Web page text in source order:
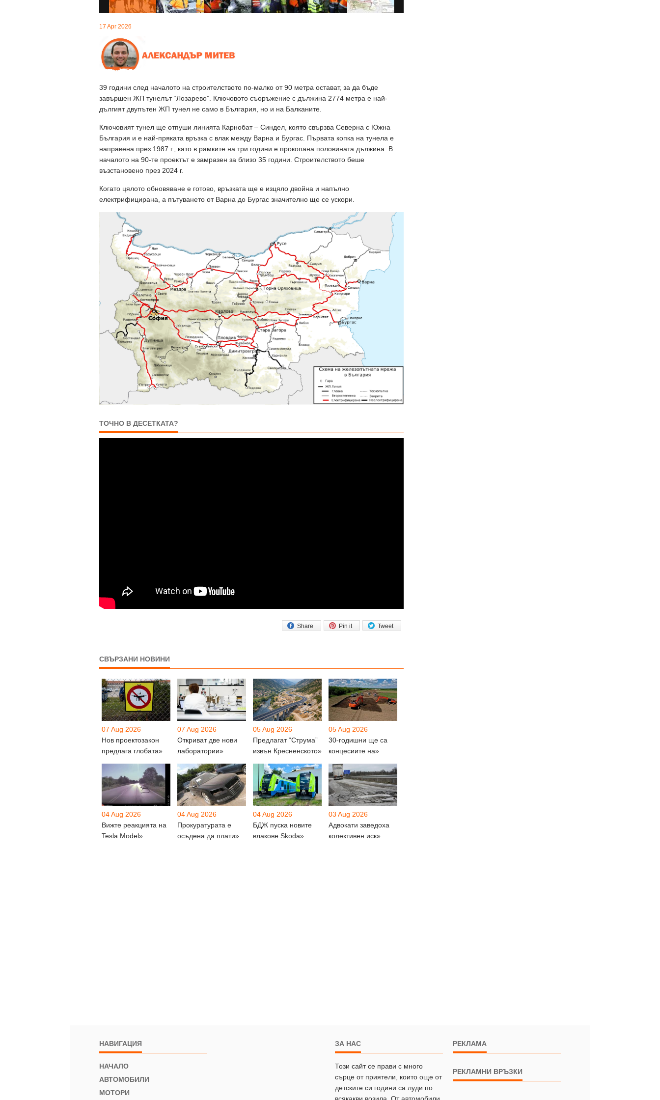
17 Apr 2026
39 години след началото на строителството по-малко от 90 метра остават, за да бъде
завършен ЖП тунелът “Лозарево”. Ключовото съоръжение с дължина 2774 метра е най-
дългият двупътен ЖП тунел не само в България, но и на Балканите.
Ключовият тунел ще отпуши линията Карнобат – Синдел, която свързва Северна с Южна
България и е най-пряката връзка с влак между Варна и Бургас. Първата копка на тунела е
направена през 1987 г., като в рамките на три години е прокопана половината дължина. В
началото на 90-те проектът е замразен за близо 35 години. Строителството беше
възстановено през 2024 г.
Когато цялото обновяване е готово, връзката ще е изцяло двойна и напълно
електрифицирана, а пътуването от Варна до Бургас значително ще се ускори.
ТОЧНО В ДЕСЕТКАТА?
Tweet
Pin it
Share
СВЪРЗАНИ НОВИНИ
07 Aug 2026
Нов проектозакон
предлага глобата»
07 Aug 2026
Откриват две нови
лаборатории»
05 Aug 2026
Предлагат “Струма”
извън Кресненското»
05 Aug 2026
30-годишни ще са
концесиите на»
04 Aug 2026
Вижте реакцията на
Tesla Model»
04 Aug 2026
Прокуратурата е
осъдена да плати»
04 Aug 2026
БДЖ пуска новите
влакове Skoda»
03 Aug 2026
Адвокати заведоха
колективен иск»
НАВИГАЦИЯ
НАЧАЛО
АВТОМОБИЛИ
МОТОРИ
ЗА НАС
Този сайт се прави с много
сърце от приятели, които още от
детските си години са луди по
всякакви возила. От автомобили
РЕКЛАМА
РЕКЛАМНИ ВРЪЗКИ